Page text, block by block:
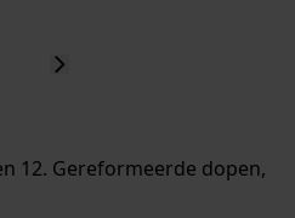
12. Gereformeerde dopen,